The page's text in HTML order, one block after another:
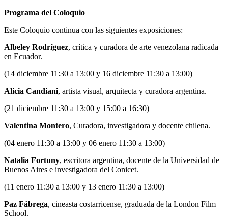
Programa del Coloquio
Este Coloquio continua con las siguientes exposiciones:
Albeley Rodríguez, crítica y curadora de arte venezolana radicada
en Ecuador.
(14 diciembre 11:30 a 13:00 y 16 diciembre 11:30 a 13:00)
Alicia Candiani, artista visual, arquitecta y curadora argentina.
(21 diciembre 11:30 a 13:00 y 15:00 a 16:30)
Valentina Montero, Curadora, investigadora y docente chilena.
(04 enero 11:30 a 13:00 y 06 enero 11:30 a 13:00)
Natalia Fortuny, escritora argentina, docente de la Universidad de
Buenos Aires e investigadora del Conicet.
(11 enero 11:30 a 13:00 y 13 enero 11:30 a 13:00)
Paz Fábrega, cineasta costarricense, graduada de la London Film
School.